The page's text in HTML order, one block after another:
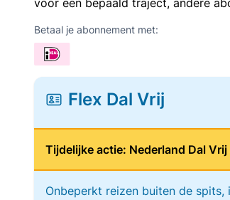
voor een bepaald traject, andere
Betaal je abonnement met:
Flex Dal Vrij
Tijdelijke actie: Nederland Dal
Onbeperkt reizen buiten de spits,